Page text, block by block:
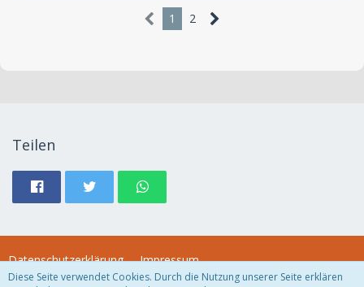
1 2
Teilen
Datenschutzerklärung Impressum
Diese Seite verwendet Cookies. Durch die Nutzung unserer Seite erklären